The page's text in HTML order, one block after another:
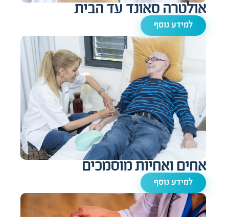
אחים ואחיות מוסמכים
למידע נוסף
אולטרה סאונד עד הבית
למידע נוסף